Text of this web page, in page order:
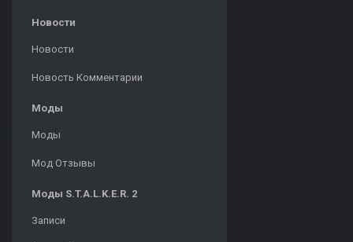
Новости
Новости
Новость Комментарии
Моды
Моды
Мод Отзывы
Моды S.T.A.L.K.E.R. 2
Записи